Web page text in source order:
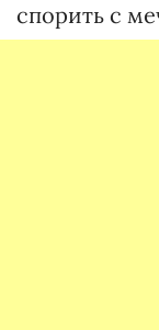
спорить с